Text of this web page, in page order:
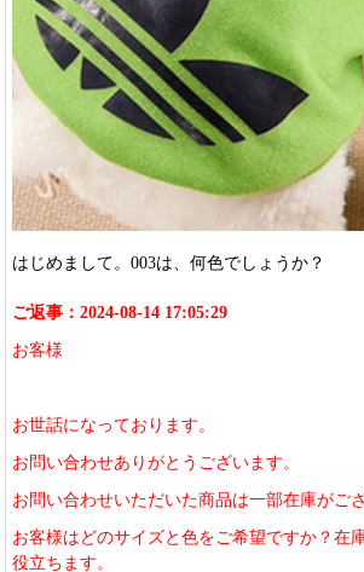
はじめまして。003は、何色でしょうか？
ご返事：2024-08-14 17:05:29
お客様
お世話になっております。
お問い合わせありがとうございます。
お問い合わせいただいた商品は一部在庫がご
お客様はどのサイズと色をご希望ですか？在
役立ちます。